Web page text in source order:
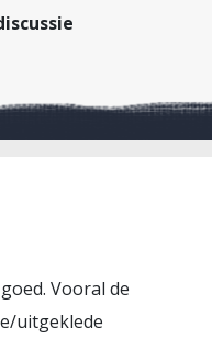
Vooral de
uitgeklede